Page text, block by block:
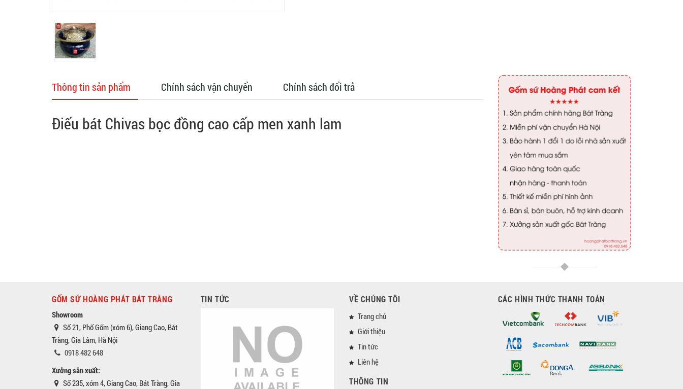
Thông tin sản phẩm Chính sách vận chuyển Chính sách đổi trả
Điếu bát Chivas bọc đồng cao cấp men xanh lam
GỐM SỨ HOÀNG PHÁT BÁT TRÀNG
Showroom
Số 21, Phố Gốm (xóm 6), Giang Cao, Bát
Tràng, Gia Lâm, Hà Nội
0918 482 648
Xưởng sản xuất:
Số 235, xóm 4, Giang Cao, Bát Tràng, Gia
TIN TỨC VỀ CHÚNG TÔI
Trang chủ
Giới thiệu
Tin tức
Liên hệ
THÔNG TIN
CÁC HÌNH THỨC THANH TOÁN